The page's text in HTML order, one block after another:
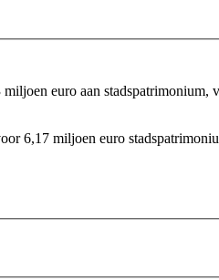
euro aan
6,17 miljoen euro